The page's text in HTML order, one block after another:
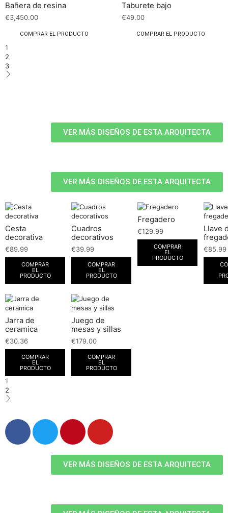
Bañera de resina
€3,450.00
COMPRAR EL PRODUCTO
Taburete bajo
€49.00
COMPRAR EL PRODUCTO
1
2
3
VER MÁS DISEÑOS DE ESTA ARQUITECTA
VER MÁS DISEÑOS DE ESTA ARQUITECTA
Cesta
decorativa
€89.99
COMPRAR
EL
PRODUCTO
Cuadros
decorativos
€39.99
COMPRAR
EL
PRODUCTO
Fregadero
€129.99
COMPRAR
EL
PRODUCTO
Llave
€85.99
Jarra de
ceramica
€30.36
COMPRAR
EL
PRODUCTO
Juego de
mesas y sillas
€179.00
COMPRAR
EL
PRODUCTO
1
2
VER MÁS DISEÑOS DE ESTA ARQUITECTA